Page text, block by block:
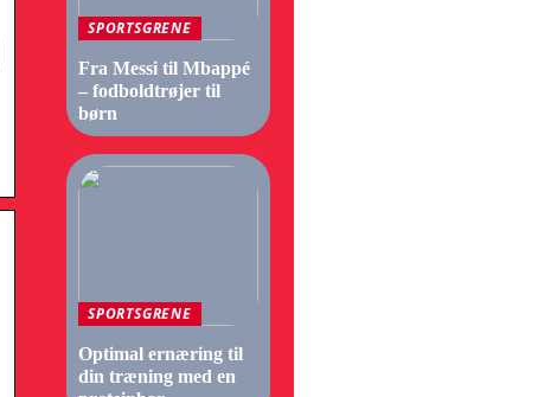
SPORTSGRENE
Fra Messi til Mbappé
– fodboldtrøjer til
børn
SPORTSGRENE
Optimal ernæring til
din træning med en